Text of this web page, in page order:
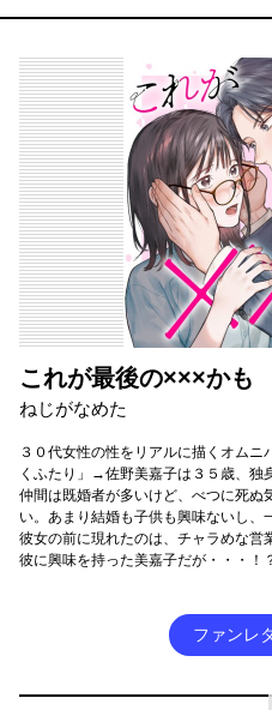
これが最後の×××かも
ねじがなめた
３０代女性の性をリアルに描くオム
くふたり」→佐野美嘉子は３５歳、独
仲間は既婚者が多いけど、べつに死ぬ
い。あまり結婚も子供も興味ないし、
彼女の前に現れたのは、チャラめな営
彼に興味を持った美嘉子だが・・・！
ファンレ